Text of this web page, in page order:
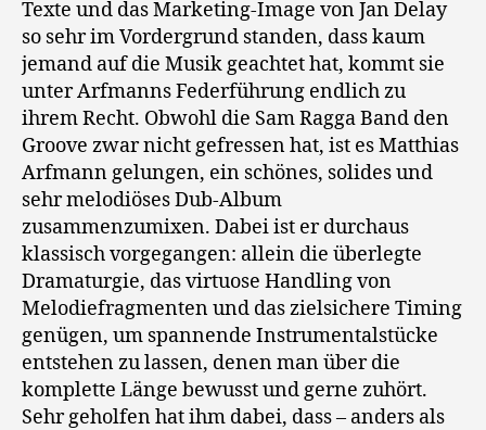
Texte und das Marketing-Image von Jan Delay
so sehr im Vordergrund standen, dass kaum
jemand auf die Musik geachtet hat, kommt sie
unter Arfmanns Federführung endlich zu
ihrem Recht. Obwohl die Sam Ragga Band den
Groove zwar nicht gefressen hat, ist es Matthias
Arfmann gelungen, ein schönes, solides und
sehr melodiöses Dub-Album
zusammenzumixen. Dabei ist er durchaus
klassisch vorgegangen: allein die überlegte
Dramaturgie, das virtuose Handling von
Melodiefragmenten und das zielsichere Timing
genügen, um spannende Instrumentalstücke
entstehen zu lassen, denen man über die
komplette Länge bewusst und gerne zuhört.
Sehr geholfen hat ihm dabei, dass – anders als